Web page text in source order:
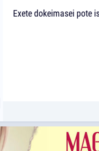
Exete dokeimasei pote